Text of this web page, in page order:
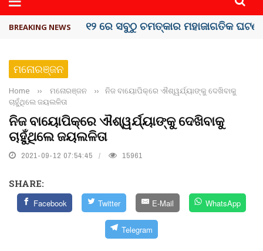
BREAKING NEWS କେରଳରେ ‘ରାଟ୍ ଫିଭର୍’ ଆତଙ୍କ, ୫୮ ମୃତ
ମନୋରଞ୍ଜନ
Home ›› ମନୋରଞ୍ଜନ ››
ନିଜ ବାୟୋପିକ୍‌ରେ ଐଶ୍ୱର୍ଯ୍ୟାଙ୍କୁ ଦେଖିବାକୁ
ଚାହୁଁଥିଲେ ଜୟଲଳିତା
ନିଜ ବାୟୋପିକ୍‌ରେ ଐଶ୍ୱର୍ଯ୍ୟାଙ୍କୁ ଦେଖିବାକୁ
ଚାହୁଁଥିଲେ ଜୟଲଳିତା
2021-09-12 07:54:45 15961
SHARE:
Facebook Twitter E-Mail WhatsApp
Telegram